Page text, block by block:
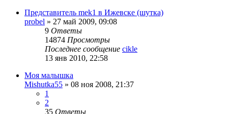
Представитель mek1 в Ижевске (шутка)
probel » 27 май 2009, 09:08
9 Ответы
14874 Просмотры
Последнее сообщение cikle
13 янв 2010, 22:58
Моя малышка
Mishutka55 » 08 ноя 2008, 21:37
1
2
35 Ответы